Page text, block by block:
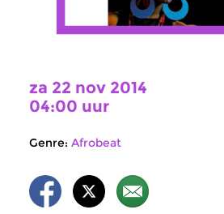
za 22 nov 2014
04:00 uur
Genre: Afrobeat